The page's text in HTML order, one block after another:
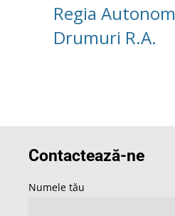
Regia
Drumuri R.A.